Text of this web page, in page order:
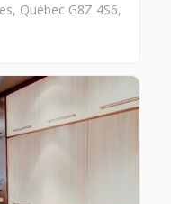
Québec G8Z 4S6,